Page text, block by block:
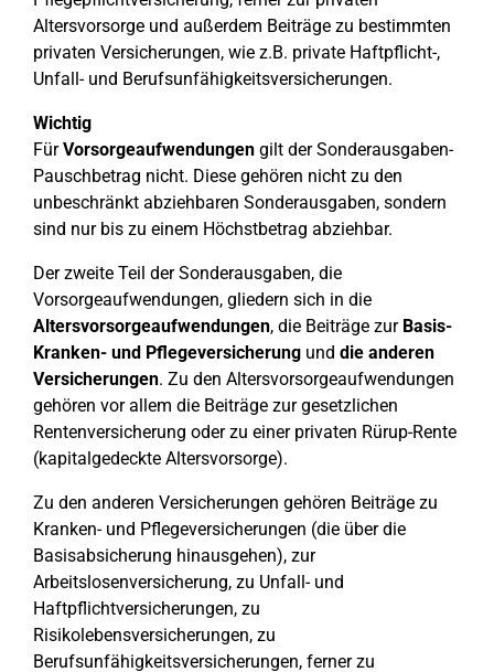
Altersvorsorge und außerdem Beiträge zu bestimmten
privaten Versicherungen, wie z.B. private Haftpflicht-,
Unfall- und Berufsunfähigkeitsversicherungen.
Wichtig
FürVorsorgeaufwendungen gilt der Sonderausgaben-
Pauschbetrag nicht. Diese gehören nicht zu den
unbeschränkt abziehbaren Sonderausgaben, sondern
sind nur bis zu einem Höchstbetrag abziehbar.
Der zweite Teil der Sonderausgaben, die
Vorsorgeaufwendungen, gliedern sich in die
Altersvorsorgeaufwendungen, die Beiträge zurBasis-
Kranken- und Pflegeversicherung und die anderen
Versicherungen. Zu den Altersvorsorgeaufwendungen
gehören vor allem die Beiträge zur gesetzlichen
Rentenversicherung oder zu einer privaten Rürup-Rente
(kapitalgedeckte Altersvorsorge).
Zu den anderen Versicherungen gehören Beiträge zu
Kranken- und Pflegeversicherungen (die über die
Basisabsicherung hinausgehen), zur
Arbeitslosenversicherung, zu Unfall- und
Haftpflichtversicherungen, zu
Risikolebensversicherungen, zu
Berufsunfähigkeitsversicherungen, ferner zu